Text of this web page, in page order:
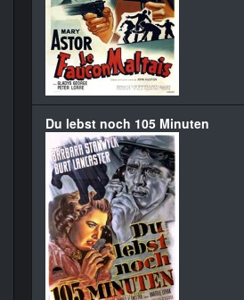
Du lebst noch 105 Minuten